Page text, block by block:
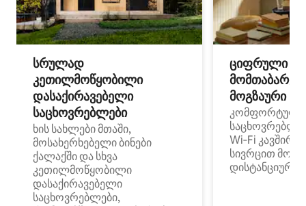
სრულად
კეთილმოწყობილი
დასაქირავებელი
საცხოვრებლები
ხის სახლები მთაში,
მოსახერხებელი ბინები
ქალაქში და სხვა
კეთილმოწყობილი
დასაქირავებელი
საცხოვრებლები,
ციფრული
მოგზაური
კომფორტული
Wi‑Fi
სივრცით
დისტანციური